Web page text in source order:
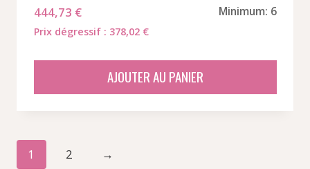
444,73 € Minimum: 6
Prix dégressif : 378,02 €
AJOUTER AU PANIER
1 2 →